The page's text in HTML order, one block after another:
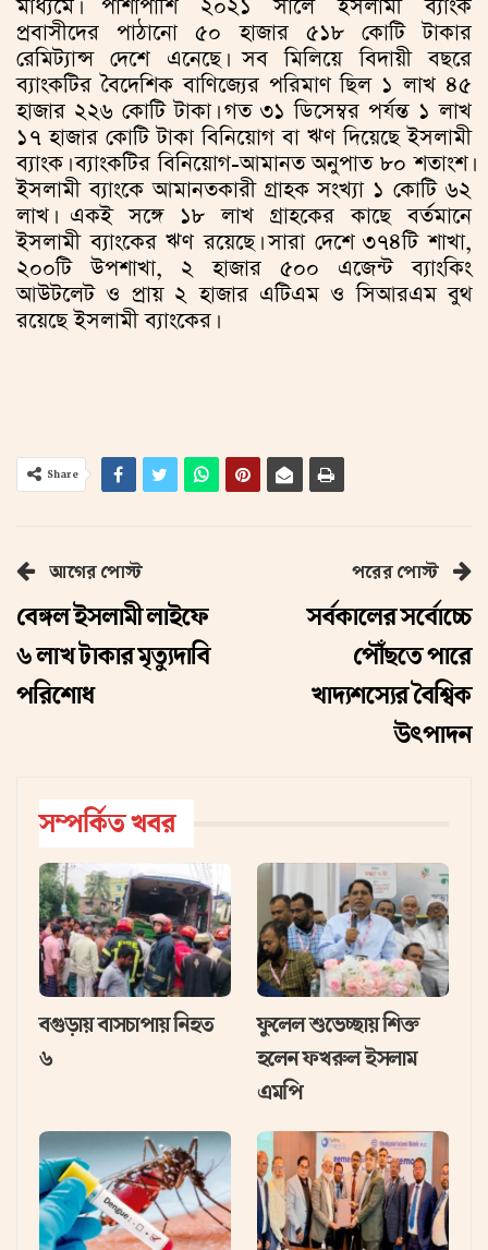
মাধ্যমে। পাশাপাশি ২০২১ সালে ইসলামী ব্যাংক
প্রবাসীদের পাঠানো ৫০ হাজার ৫১৮ কোটি টাকার
রেমিট্যান্স দেশে এনেছে। সব মিলিয়ে বিদায়ী বছরে
ব্যাংকটির বৈদেশিক বাণিজ্যের পরিমাণ ছিল ১ লাখ ৪৫
হাজার ২২৬ কোটি টাকা। গত ৩১ ডিসেম্বর পর্যন্ত ১ লাখ
১৭ হাজার কোটি টাকা বিনিয়োগ বা ঋণ দিয়েছে ইসলামী
ব্যাংক। ব্যাংকটির বিনিয়োগ-আমানত অনুপাত ৮০ শতাংশ।
ইসলামী ব্যাংকে আমানতকারী গ্রাহক সংখ্যা ১ কোটি ৬২
লাখ। একই সঙ্গে ১৮ লাখ গ্রাহকের কাছে বর্তমানে
ইসলামী ব্যাংকের ঋণ রয়েছে। সারা দেশে ৩৭৪টি শাখা,
২০০টি উপশাখা, ২ হাজার ৫০০ এজেন্ট ব্যাংকিং
আউটলেট ও প্রায় ২ হাজার এটিএম ও সিআরএম বুথ
রয়েছে ইসলামী ব্যাংকের।
Share
আগের পোস্ট
বেঙ্গল ইসলামী লাইফে
৬ লাখ টাকার মৃত্যুদাবি
পরিশোধ
পরের পোস্ট
সর্বকালের সর্বোচ্চে
পৌঁছতে পারে
খাদ্যশস্যের বৈশ্বিক
উৎপাদন
সম্পর্কিত খবর
বগুড়ায় বাসচাপায় নিহত
৬
ফুলেল শুভেচ্ছায় শিক্ত
হলেন ফখরুল ইসলাম
এমপি